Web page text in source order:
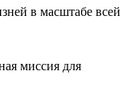
в масштабе всей
миссия для